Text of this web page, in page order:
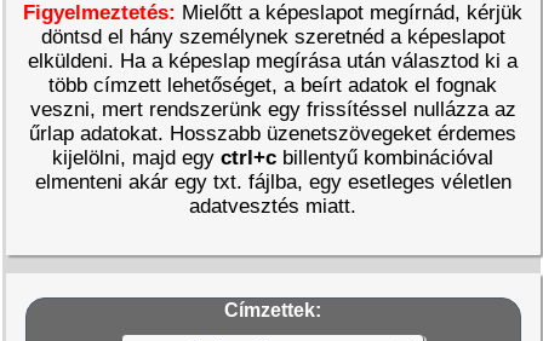
Figyelmeztetés: Mielőtt a képeslapot megírnád, kérjük
döntsd el hány személynek szeretnéd a képeslapot
elküldeni. Ha a képeslap megírása után választod ki a
több címzett lehetőséget, a beírt adatok el fognak
veszni, mert rendszerünk egy frissítéssel nullázza az
űrlap adatokat. Hosszabb üzenetszövegeket érdemes
kijelölni, majd egyctrl+c billentyű kombinációval
elmenteni akár egy txt. fájlba, egy esetleges véletlen
adatvesztés miatt.
Címzettek: